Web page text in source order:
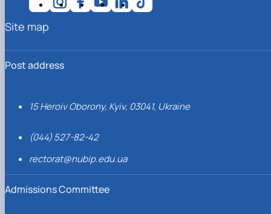
Post address
15 Heroiv Oborony, Kyiv, 03041, Ukraine
(044) 527-82-42
rectorat@nubip.edu.ua
Admissions Committee
Site map